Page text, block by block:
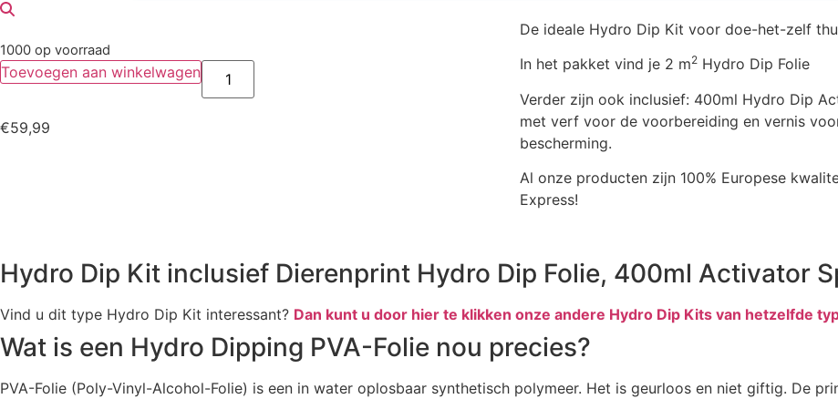
1000 op voorraad
Toevoegen aan winkelwagen
€59,99
De ideale Hydro Dip Kit voor doe-het-zelf
In het pakket vind je 2 m2 Hydro Dip Folie
Verder zijn ook inclusief: 400ml Hydro Dip
met verf voor de voorbereiding en vernis
bescherming.
Al onze producten zijn 100% Europese
Express!
Hydro Dip Kit inclusief Dierenprint Hydro Dip Folie, 400ml Activator
Vind u dit type Hydro Dip Kit interessant? Dan kunt u door hier te klikken onze andere Hydro Dip Kits van hetzelfde
Wat is een Hydro Dipping PVA-Folie nou precies?
PVA-Folie (Poly-Vinyl-Alcohol-Folie) is een in water oplosbaar synthetisch polymeer. Het is geurloos en niet giftig. De